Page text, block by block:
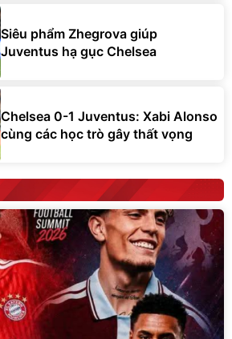
Siêu phẩm Zhegrova giúp
Juventus hạ gục Chelsea
Chelsea 0-1 Juventus: Xabi Alonso
cùng các học trò gây thất vọng